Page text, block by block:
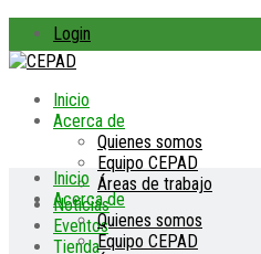
Login
Inicio
Acerca de
Quienes somos
Equipo CEPAD
Áreas de trabajo
Noticias
Eventos
Tienda
Inicio
Acerca de
Quienes somos
Equipo CEPAD